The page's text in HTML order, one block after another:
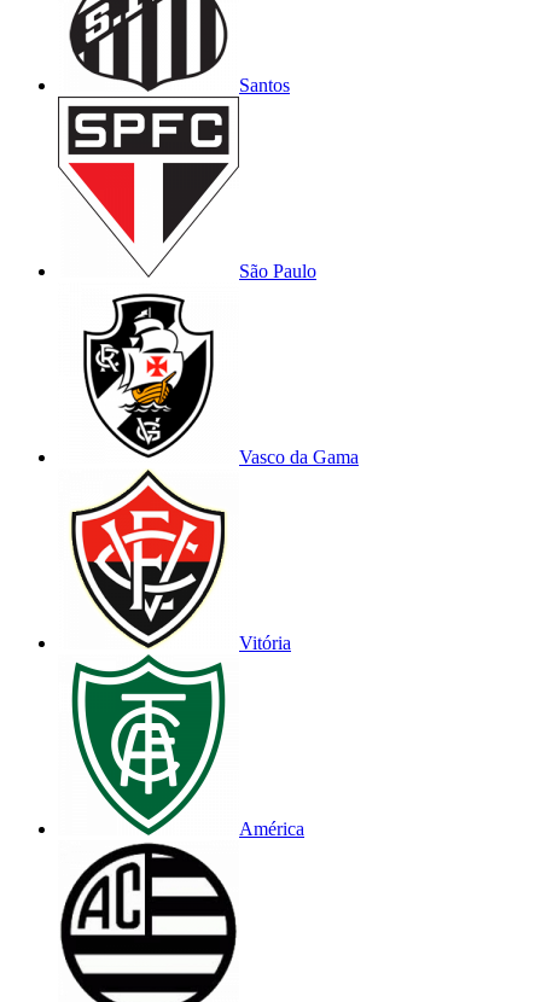
Santos
São Paulo
Vasco da Gama
Vitória
América